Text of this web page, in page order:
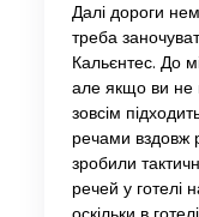
Далі дороги
треба
Кальєнтес. До
але якщо ви не
зовсім
речами вздовж
зробили
речей у готелі